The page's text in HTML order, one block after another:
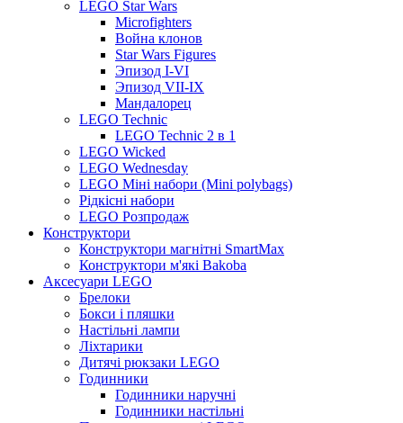
LEGO Star Wars
Microfighters
Война клонов
Star Wars Figures
Эпизод I-VI
Эпизод VII-IX
Мандалорец
LEGO Technic
LEGO Technic 2 в 1
LEGO Wicked
LEGO Wednesday
LEGO Міні набори (Mini polybags)
Рідкісні набори
LEGO Розпродаж
Конструктори
Конструктори магнітні SmartMax
Конструктори м'які Bakoba
Аксесуари LEGO
Брелоки
Бокси і пляшки
Настільні лампи
Ліхтарики
Дитячі рюкзаки LEGO
Годинники
Годинники наручні
Годинники настільні